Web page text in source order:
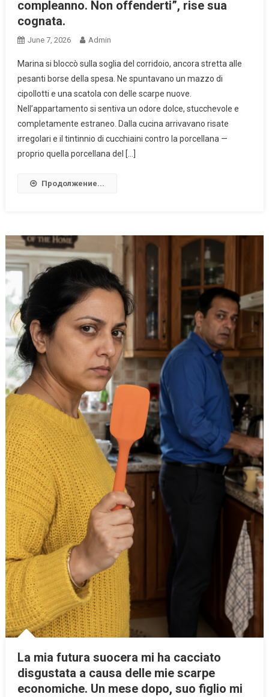
compleanno. Non offenderti”, rise sua
cognata.
June 7, 2026 Admin
Marina si bloccò sulla soglia del corridoio, ancora stretta alle
pesanti borse della spesa. Ne spuntavano un mazzo di
cipollotti e una scatola con delle scarpe nuove.
Nell’appartamento si sentiva un odore dolce, stucchevole e
completamente estraneo. Dalla cucina arrivavano risate
irregolari e il tintinnio di cucchiaini contro la porcellana —
proprio quella porcellana del […]
Продолжение...
La mia futura suocera mi ha cacciato
disgustata a causa delle mie scarpe
economiche. Un mese dopo, suo figlio mi